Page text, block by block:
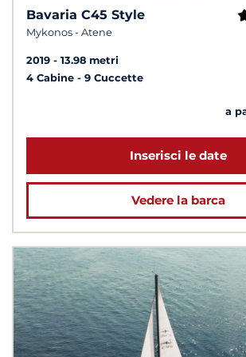
Bavaria C45 Style
Mykonos - Atene
2019
13.98 metri
4 Cabine
9 Cuccette
a
Inserisci le date
Vedere la barca